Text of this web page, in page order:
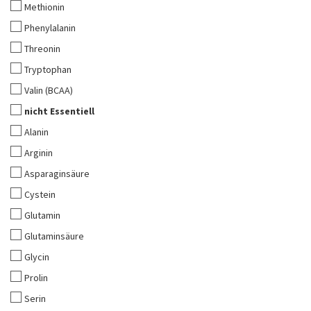
Methionin
Phenylalanin
Threonin
Tryptophan
Valin (BCAA)
nicht Essentiell
Alanin
Arginin
Asparaginsäure
Cystein
Glutamin
Glutaminsäure
Glycin
Prolin
Serin